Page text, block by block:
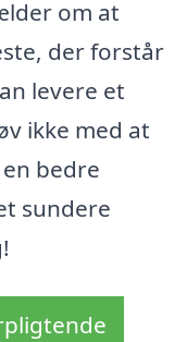
om at
der forstår
levere et
ikke med at
bedre
sundere